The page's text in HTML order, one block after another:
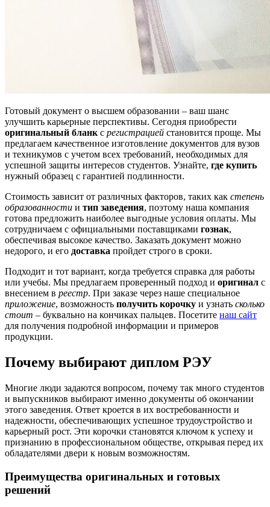
Готовый документ о высшем образовании – ваш шанс
улучшить карьерные перспективы. Сегодня приобрести
оригинальный бланк с регистрацией становится проще. Мы
предлагаем качественное изготовление документов для вузов
и техникумов с учетом всех требований, необходимых для
успешной защиты интересов студентов. Узнайте, где купить
нужный образец с гарантией подлинности.
Стоимость зависит от различных факторов, таких как степень
образованности и тип заведения, поэтому наша компания
готова предложить наиболее выгодные условия оплаты. Мы
сотрудничаем с официальными поставщиками гознак,
обеспечивая высокое качество. Заказать документ можно
недорого, и его доставка пройдет строго в сроки.
Подходит и тот вариант, когда требуется справка для работы
или учебы. Мы предлагаем проверенный подход и оригинал с
внесением в реестр. При заказе через наше специальное
приложение, возможность получить корочку и узнать сколько
стоит – буквально на кончиках пальцев. Посетите наш сайт
для получения подробной информации и примеров
продукции.
Почему выбирают диплом РЭУ
Многие люди задаются вопросом, почему так много студентов
и выпускников выбирают именно документы об окончании
этого заведения. Ответ кроется в их востребованности и
надежности, обеспечивающих успешное трудоустройство и
карьерный рост. Эти корочки становятся ключом к успеху и
признанию в профессиональном обществе, открывая перед их
обладателями двери к новым возможностям.
Преимущества оригинальных и готовых
решений